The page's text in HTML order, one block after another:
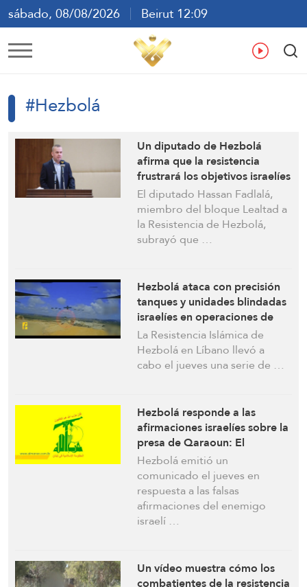
sábado, 08/08/2026
Beirut 12:09
ع En
#Hezbolá
Un diputado de Hezbolá
afirma que la resistencia
frustrará los objetivos israelíes
y advierte contra el uso de la
política como pretexto para
una escalada
El diputado Hassan Fadlalá,
miembro del bloque Lealtad a
la Resistencia de Hezbolá,
subrayó que …
Hezbolá ataca con precisión
tanques y unidades blindadas
israelíes en operaciones de
represalia
La Resistencia Islámica de
Hezbolá en Líbano llevó a
cabo el jueves una serie de …
Hezbolá responde a las
afirmaciones israelíes sobre la
presa de Qaraoun: El
enemigo sigue siendo una
amenaza constante para la
seguridad y la infraestructura
del Líbano
Hezbolá emitió un
comunicado el jueves en
respuesta a las falsas
afirmaciones del enemigo
israelí …
Un vídeo muestra cómo los
combatientes de la resistencia